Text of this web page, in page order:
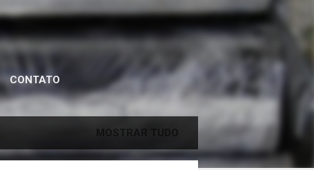
CONTATO
MOSTRAR TUDO